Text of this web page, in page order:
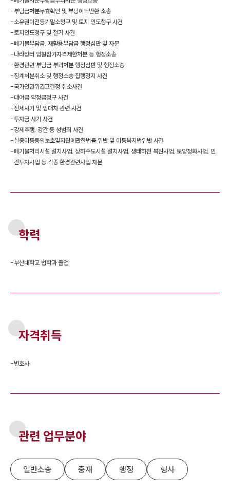
-부담금처분무효확인 및 부당이득반환 소송
-소유권이전등기말소청구 및 토지 인도청구 사건
-토지인도청구 및 철거 사건
-폐기물부담금, 재활용부담금 행정심판 및 자문
-나라장터 입찰참가자격제한처분 등 행정소송
-환경관련 부담금 부과처분 행정심판 및 행정소송
-징계처분취소 및 행정소송 집행정지 사건
-국가인권위권고결정 취소사건
-대여금 약정금청구 사건
-전세사기 및 임대차 관련 사건
-투자금 사기 사건
-강제추행, 강간 등 성범죄 사건
-실종아동등의보호및지원에관한법률 위반 및 아동복지법위반 사건
-폐기물처리시설 설치사업, 상하수도시설 설치사업, 생태하천 복원사업, 토양정화사업, 민
간투자사업 등 각종 환경관련사업 자문
학력
-부산대학교 법학과 졸업
자격취득
-변호사
관련 업무분야
일반소송 중재 행정 형사